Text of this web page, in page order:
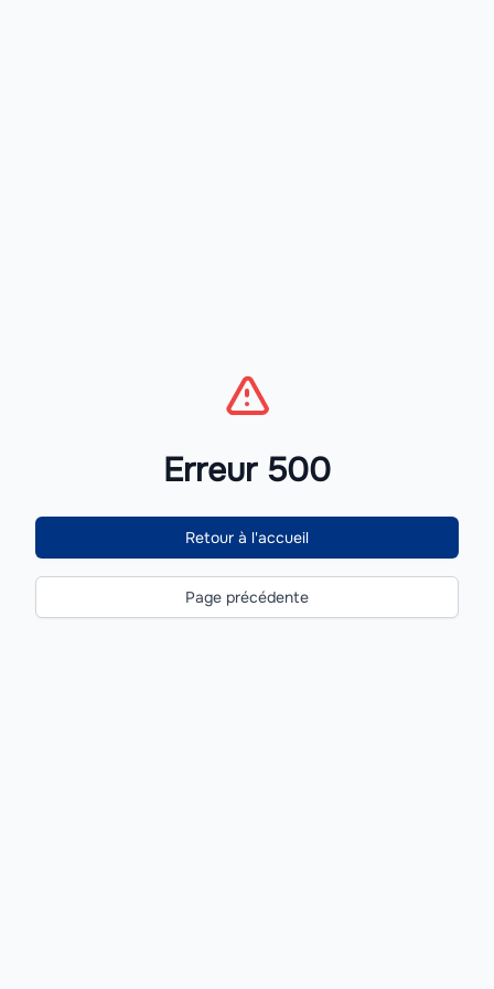
Erreur 500
Retour à l'accueil
Page précédente